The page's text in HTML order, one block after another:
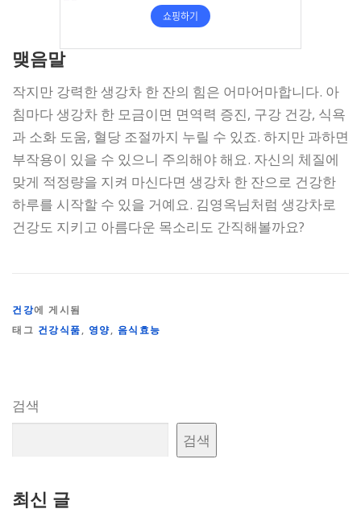
맺음말
작지만 강력한 생강차 한 잔의 힘은 어마어마합니다. 아
침마다 생강차 한 모금이면 면역력 증진, 구강 건강, 식욕
과 소화 도움, 혈당 조절까지 누릴 수 있죠. 하지만 과하면
부작용이 있을 수 있으니 주의해야 해요. 자신의 체질에
맞게 적정량을 지켜 마신다면 생강차 한 잔으로 건강한
하루를 시작할 수 있을 거예요. 김영옥님처럼 생강차로
건강도 지키고 아름다운 목소리도 간직해볼까요?
건강에 게시됨
태그 건강식품, 영양, 음식효능
검색
검색
최신 글